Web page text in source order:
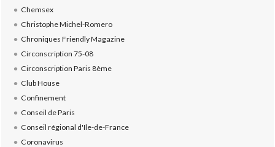
Chemsex
Christophe Michel-Romero
Chroniques Friendly Magazine
Circonscription 75-08
Circonscription Paris 8ème
Club House
Confinement
Conseil de Paris
Conseil régional d'Ile-de-France
Coronavirus